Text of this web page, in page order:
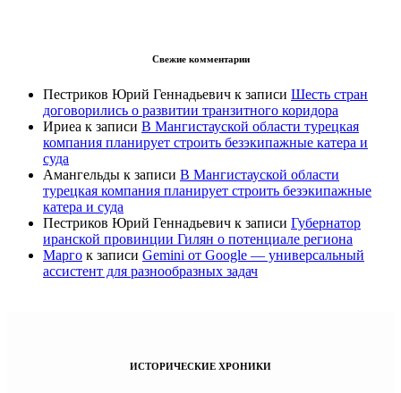
Свежие комментарии
Пестриков Юрий Геннадьевич к записи Шесть стран
договорились о развитии транзитного коридора
Ириеа к записи В Мангистауской области турецкая
компания планирует строить безэкипажные катера и
суда
Амангельды к записи В Мангистауской области
турецкая компания планирует строить безэкипажные
катера и суда
Пестриков Юрий Геннадьевич к записи Губернатор
иранской провинции Гилян о потенциале региона
Марго к записи Gemini от Google — универсальный
ассистент для разнообразных задач
ИСТОРИЧЕСКИЕ ХРОНИКИ